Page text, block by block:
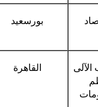
بورسعيد
القاهرة